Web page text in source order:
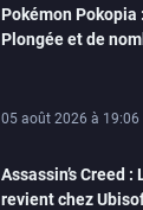
Pokémon
Plongée et de
05 août 2026 à 19:06
Assassin’s Creed
revient chez